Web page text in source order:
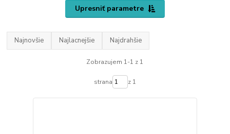
Upresniť parametre
Najnovšie Najlacnejšie Najdrahšie
Zobrazujem 1-1 z 1
strana z 1